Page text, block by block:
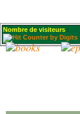
Nombre de visiteurs :